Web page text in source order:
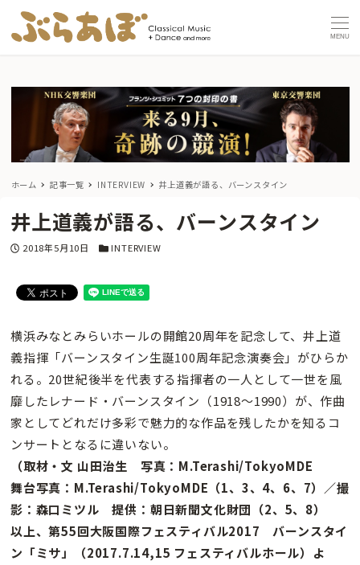
MENU
ホーム 記事一覧 INTERVIEW 井上道義が語る、バーンスタイン
井上道義が語る、バーンスタイン
投稿日
2018年5月10日 カテゴリー
INTERVIEW
横浜みなとみらいホールの開館20周年を記念して、井上道
義指揮「バーンスタイン生誕100周年記念演奏会」がひらか
れる。20世紀後半を代表する指揮者の一人として一世を風
靡したレナード・バーンスタイン（1918〜1990）が、作曲
家としてどれだけ多彩で魅力的な作品を残したかを知るコ
ンサートとなるに違いない。
（取材・文 山田治生 写真：M.Terashi/TokyoMDE
舞台写真：M.Terashi/TokyoMDE（1、3、4、6、7）／撮
影：森口ミツル 提供：朝日新聞文化財団（2、5、8）
以上、第55回大阪国際フェスティバル2017 バーンスタイ
ン「ミサ」（2017.7.14,15 フェスティバルホール）よ